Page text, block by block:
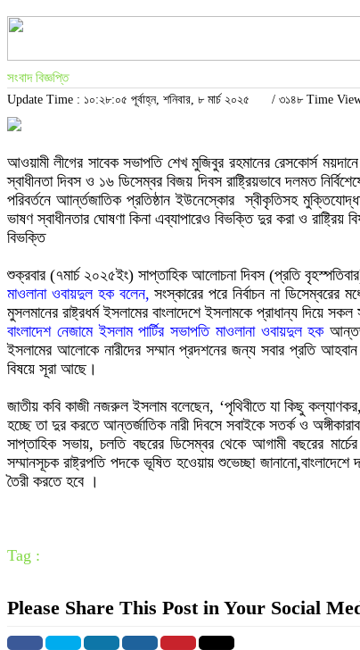
সংবাদ বিজ্ঞপ্তি
Update Time : ১০:২৮:০৫ পূর্বাহ্ন, শনিবার, ৮ মার্চ ২০২৫ / ৩১৪৮ Time
আওয়ামী লীগের সাবেক সভাপতি শেখ মুজিবুর রহমানের রেসকোর্স ময়দানে
স্বাধীনতা দিবস ও ১৬ ডিসেম্বর বিজয় দিবস রাষ্ট্রিয়ভাবে দলমত
পরিবর্তনে আার্ন্তজাতিক প্রতিষ্ঠান ইউনেস্কোর স্বীকৃতিসহ
ভাষণ স্বাধীনতার ঘোষণা কিনা এব্যাপারেও বিভক্তি দুর করা ও
বিভক্তি
শুক্রবার (৭মার্চ ২০২৫ইং) সাপ্তাহিক আলোচনা দিবস (প্রতি
মাওলানা ওবায়দুল হক বলেন, সংস্কারের পরে নির্বাচন না
মুসলমানের রাষ্ট্রধর্ম ইসলামের বাংলাদেশে ইসলামকে প্রাধান্য দিয়ে
বাংলাদেশ নেজামে ইসলাম পার্টির সভাপতি মাওলানা ওবায়দুল হক
ইসলামের আলোকে নারীদের সম্মান প্রদশনের জন্য সবার প্রতি আহবান
বিষয়ে সূরা আছে।
জাতীয় কবি কাজী নজরুল ইসলাম বলেছেন, ‘পৃথিবীতে যা কিছু কল্যাণকর,
হচ্ছে তা দুর করতে আন্তর্জাতিক নারী দিবসে সবাইকে সতর্ক ও
সাপ্তাহিক সভায়, চলতি বছরের ডিসেম্বর থেকে আগামী বছরের
সম্মানসূচক রাষ্ট্রপতি পদকে ভূষিত হওেয়ায় শুভেচ্ছা
তৈরী করতে হবে ।
Tag :
Please Share This Post in Your Social